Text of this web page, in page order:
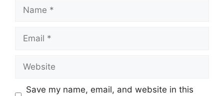
Save my name, email, and website in this